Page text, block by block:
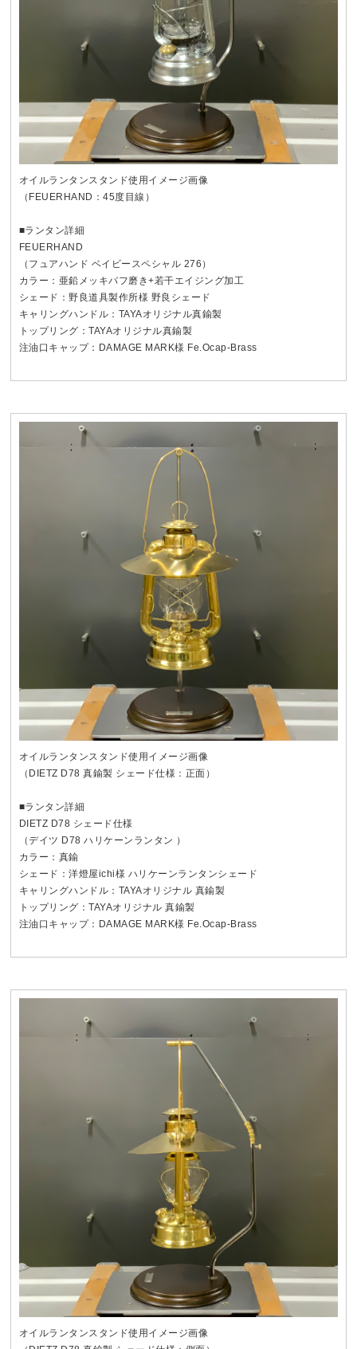
オイルランタンスタンド使用イメージ画像
（FEUERHAND：45度目線）
■ランタン詳細
FEUERHAND
（フュアハンド ベイビースペシャル 276）
カラー：亜鉛メッキバフ磨き+若干エイジング加工
シェード：野良道具製作所様 野良シェード
キャリングハンドル：TAYAオリジナル真鍮製
トップリング：TAYAオリジナル真鍮製
注油口キャップ：DAMAGE MARK様 Fe.Ocap-Brass
オイルランタンスタンド使用イメージ画像
（DIETZ D78 真鍮製 シェード仕様：正面）
■ランタン詳細
DIETZ D78 シェード仕様
（デイツ D78 ハリケーンランタン ）
カラー：真鍮
シェード：洋燈屋ichi様 ハリケーンランタンシェード
キャリングハンドル：TAYAオリジナル 真鍮製
トップリング：TAYAオリジナル 真鍮製
注油口キャップ：DAMAGE MARK様 Fe.Ocap-Brass
オイルランタンスタンド使用イメージ画像